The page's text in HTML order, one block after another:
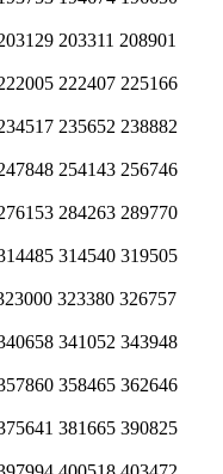
203311 208901
222407 225166
235652 238882
254143 256746
284263 289770
314540 319505
323380 326757
341052 343948
358465 362646
381665 390825